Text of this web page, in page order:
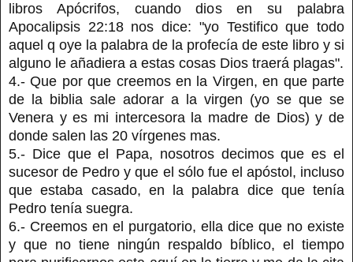
libros Apócrifos, cuando dios en su palabra
Apocalipsis 22:18 nos dice: "yo Testifico que todo
aquel q oye la palabra de la profecía de este libro y si
alguno le añadiera a estas cosas Dios traerá plagas".
4.- Que por que creemos en la Virgen, en que parte
de la biblia sale adorar a la virgen (yo se que se
Venera y es mi intercesora la madre de Dios) y de
donde salen las 20 vírgenes mas.
5.- Dice que el Papa, nosotros decimos que es el
sucesor de Pedro y que el sólo fue el apóstol, incluso
que estaba casado, en la palabra dice que tenía
Pedro tenía suegra.
6.- Creemos en el purgatorio, ella dice que no existe
y que no tiene ningún respaldo bíblico, el tiempo